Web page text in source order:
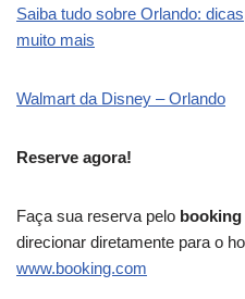
Saiba tudo sobre Orlando:
muito mais
Walmart da Disney – Orlando
Reserve agora!
Faça sua reserva pelo booking
direcionar diretamente para o
www.booking.com